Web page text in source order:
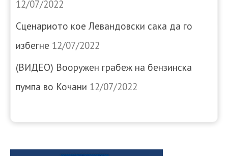
12/07/2022
Сценариото кое Левандовски сака да го
избегне 12/07/2022
(ВИДЕО) Вооружен грабеж на бензинска
пумпа во Кочани 12/07/2022